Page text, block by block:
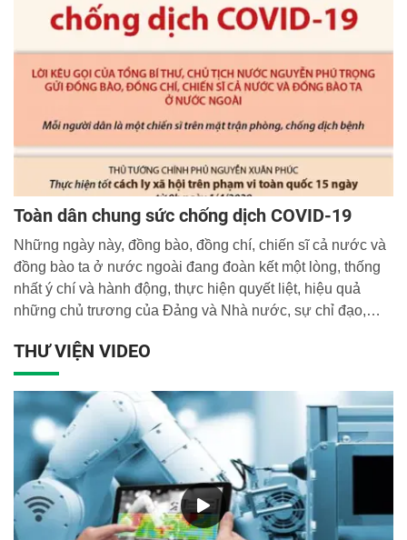
Toàn dân chung sức chống dịch COVID-19
Những ngày này, đồng bào, đồng chí, chiến sĩ cả nước và
đồng bào ta ở nước ngoài đang đoàn kết một lòng, thống
nhất ý chí và hành động, thực hiện quyết liệt, hiệu quả
những chủ trương của Đảng và Nhà nước, sự chỉ đạo,
thắng đại dịch COVID-19. Cả hệ thống chính trị và nhân
dân đang chung sức, cương quyết dồn mọi nguồn lực dập
THƯ VIỆN VIDEO